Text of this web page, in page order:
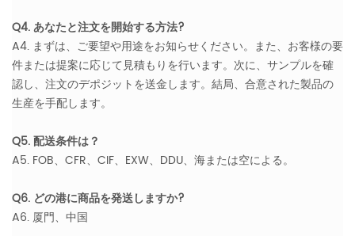
Q4. あなたと注文を開始する方法?
A4. まずは、ご要望や用途をお知らせください。また、お客様の要
件または提案に応じて見積もりを行います。次に、サンプルを確
認し、注文のデポジットを送金します。結局、合意された製品の
生産を手配します。
Q5. 配送条件は？
A5. FOB、CFR、CIF、EXW、DDU、海または空による。
Q6. どの港に商品を発送しますか?
A6. 厦門、中国